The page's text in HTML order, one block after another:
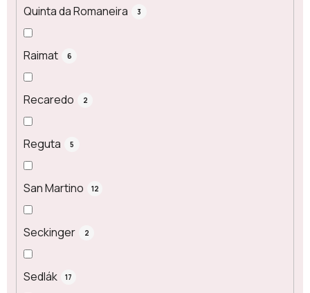
Quinta da Romaneira 3
Raimat 6
Recaredo 2
Reguta 5
San Martino 12
Seckinger 2
Sedlák 17